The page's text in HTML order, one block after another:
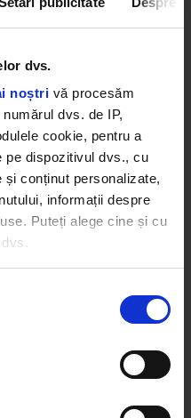
dvs.
noștri vă procesăm
dvs. de IP,
cookie, pentru a
pe dispozitivul dvs., cu
conținut personalizate,
informații despre
Puteți alege cine și cu
cu privire la locația dvs.
scanândul-l în mod
(amprentare)
2023
- RECORD de bilete
și extinderea spațiului
Loreen, câștigătoarea
2012 și 2023, se alătură
ului SAGA
16 IUNIE 2023
Festival devine primul
#zerowastetolandfill din